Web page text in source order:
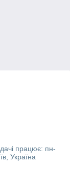
працює: пн-
Україна